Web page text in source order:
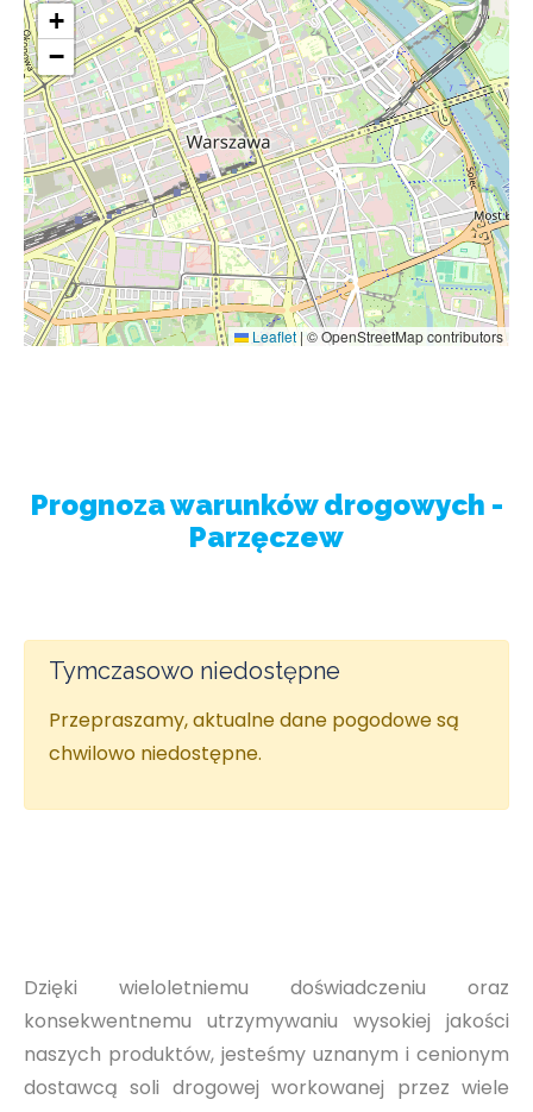
+
−
Leaflet | © OpenStreetMap contributors
Prognoza warunków drogowych -
Parzęczew
Tymczasowo niedostępne
Przepraszamy, aktualne dane pogodowe są
chwilowo niedostępne.
Dzięki wieloletniemu doświadczeniu oraz
konsekwentnemu utrzymywaniu wysokiej jakości
naszych produktów, jesteśmy uznanym i cenionym
dostawcą soli drogowej workowanej przez wiele